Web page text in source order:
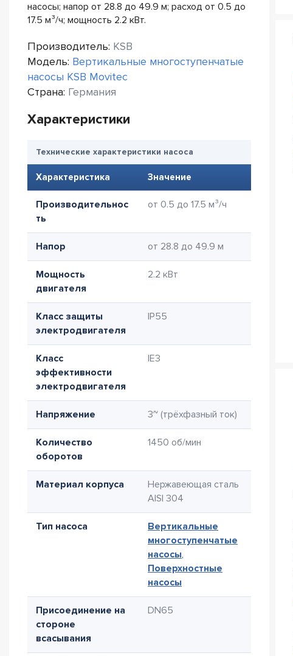
насосы; напор от 28.8 до 49.9 м; расход от 0.5 до
17.5 м³/ч; мощность 2.2 кВт.
Производитель: KSB
Модель: Вертикальные многоступенчатые
насосы KSB Movitec
Страна: Германия
Характеристики
Технические характеристики насоса
Характеристика Значение
Производительнос
ть
от 0.5 до 17.5 м³/ч
Напор от 28.8 до 49.9 м
Мощность
двигателя
2.2 кВт
Класс защиты
электродвигателя
IP55
Класс
эффективности
электродвигателя
IE3
Напряжение 3~ (трёхфазный ток)
Количество
оборотов
1450 об/мин
Материал корпуса
Нержавеющая сталь
AISI 304
Тип насоса
Вертикальные
многоступенчатые
насосы,
Поверхностные
насосы
Присоединение на
стороне
всасывания
DN65